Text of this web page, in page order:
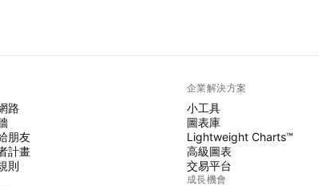
路
朋友
計畫
則
企業解決方案
小工具
圖表庫
Lightweight Charts™
高級圖表
交易平台
成長機會